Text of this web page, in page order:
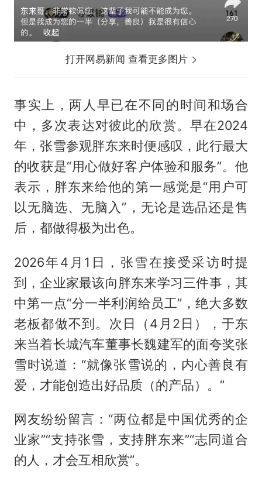
打开网易新闻 查看更多图片
事实上，两人早已在不同的时间和场合
中，多次表达对彼此的欣赏。早在2024
年，张雪参观胖东来时便感叹，此行最大
的收获是“用心做好客户体验和服务”。他
表示，胖东来给他的第一感觉是“用户可
以无脑选、无脑入”，无论是选品还是售
后，都做得极为出色。
2026年4月1日，张雪在接受采访时提
到，企业家最该向胖东来学习三件事，其
中第一点“分一半利润给员工”，绝大多数
老板都做不到。次日（4月2日），于东
来当着长城汽车董事长魏建军的面夸奖张
雪时说道：“就像张雪说的，内心善良有
爱，才能创造出好品质（的产品）。”
网友纷纷留言：“两位都是中国优秀的企
业家”“支持张雪，支持胖东来”“志同道合
的人，才会互相欣赏”。